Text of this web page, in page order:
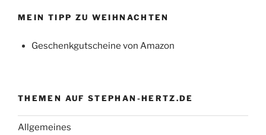
MEIN TIPP ZU WEIHNACHTEN
Geschenkgutscheine von Amazon
THEMEN AUF STEPHAN-HERTZ.DE
Allgemeines